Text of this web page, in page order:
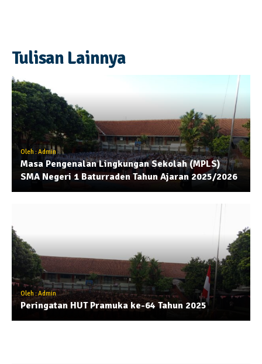
Tulisan Lainnya
Oleh : Admin
Masa Pengenalan Lingkungan Sekolah (MPLS)
SMA Negeri 1 Baturraden Tahun Ajaran 2025/2026
Oleh : Admin
Peringatan HUT Pramuka ke-64 Tahun 2025